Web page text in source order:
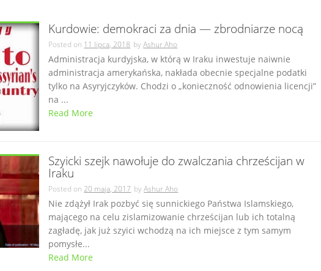
Kurdowie: demokraci za dnia — zbrodniarze nocą
Posted on 11 lipca, 2018 byAshur Aho
Administracja kurdyjska, w którą w Iraku inwestuje naiwnie
administracja amerykańska, nakłada obecnie specjalne podatki
tylko na Asyryjczyków. Chodzi o „konieczność odnowienia licencji”
na ...
Read More
Szyicki szejk nawołuje do zwalczania chrześcijan w
Iraku
Posted on20 maja, 2017 byAshur Aho
Nie zdążył Irak pozbyć się sunnickiego Państwa Islamskiego,
mającego na celu zislamizowanie chrześcijan lub ich totalną
zagładę, jak już szyici wchodzą na ich miejsce z tym samym
pomysłe...
Read More